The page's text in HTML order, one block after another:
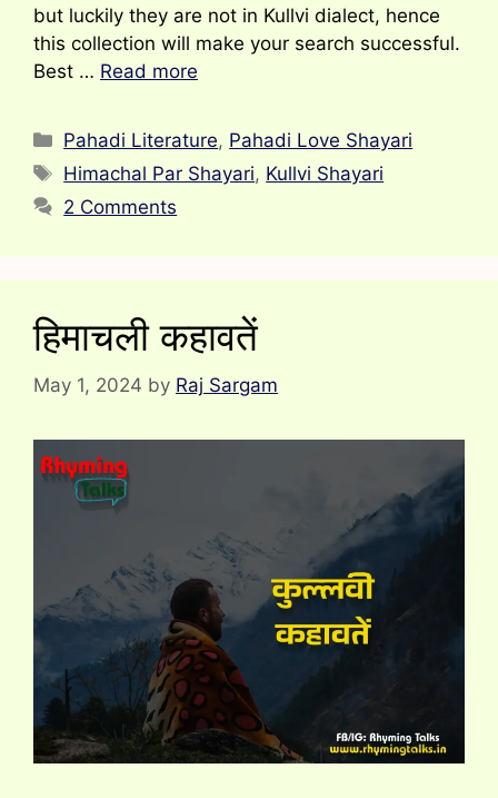
but luckily they are not in Kullvi dialect, hence
this collection will make your search successful.
Best … Read more
Categories
Pahadi Literature, Pahadi Love Shayari
Tags
Himachal Par Shayari, Kullvi Shayari
2 Comments
हिमाचली कहावतें
May 1, 2024 by Raj Sargam